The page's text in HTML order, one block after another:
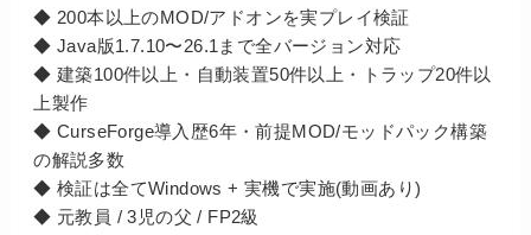
◆ 200本以上のMOD/アドオンを実プレイ検証
◆ Java版1.7.10〜26.1まで全バージョン対応
◆ 建築100件以上・自動装置50件以上・トラップ20件以
上製作
◆ CurseForge導入歴6年・前提MOD/モッドパック構築
の解説多数
◆ 検証は全てWindows + 実機で実施(動画あり)
◆ 元教員 / 3児の父 / FP2級